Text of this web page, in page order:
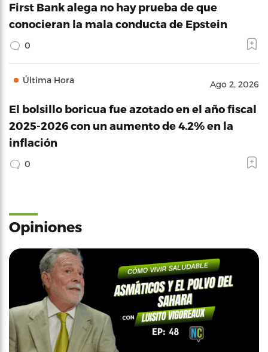
First Bank alega no hay prueba de que
conocieran la mala conducta de Epstein
0
Última Hora Ago 2, 2026
El bolsillo boricua fue azotado en el año fiscal
2025-2026 con un aumento de 4.2% en la
inflación
0
Opiniones